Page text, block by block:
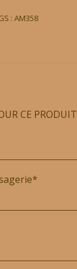
: AM358
CE PRODUIT